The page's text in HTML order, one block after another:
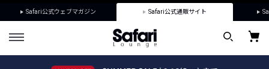
Safari公式ウェブマガジン Safari公式通販サイト